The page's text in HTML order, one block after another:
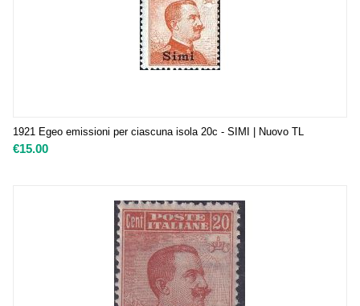
1921 Egeo emissioni per ciascuna isola 20c - SIMI | Nuovo TL
€15.00